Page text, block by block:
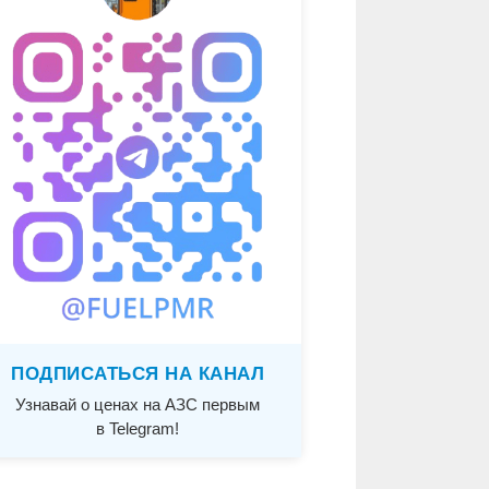
ПОДПИСАТЬСЯ НА КАНАЛ
Узнавай о ценах на АЗС первым
в Telegram!